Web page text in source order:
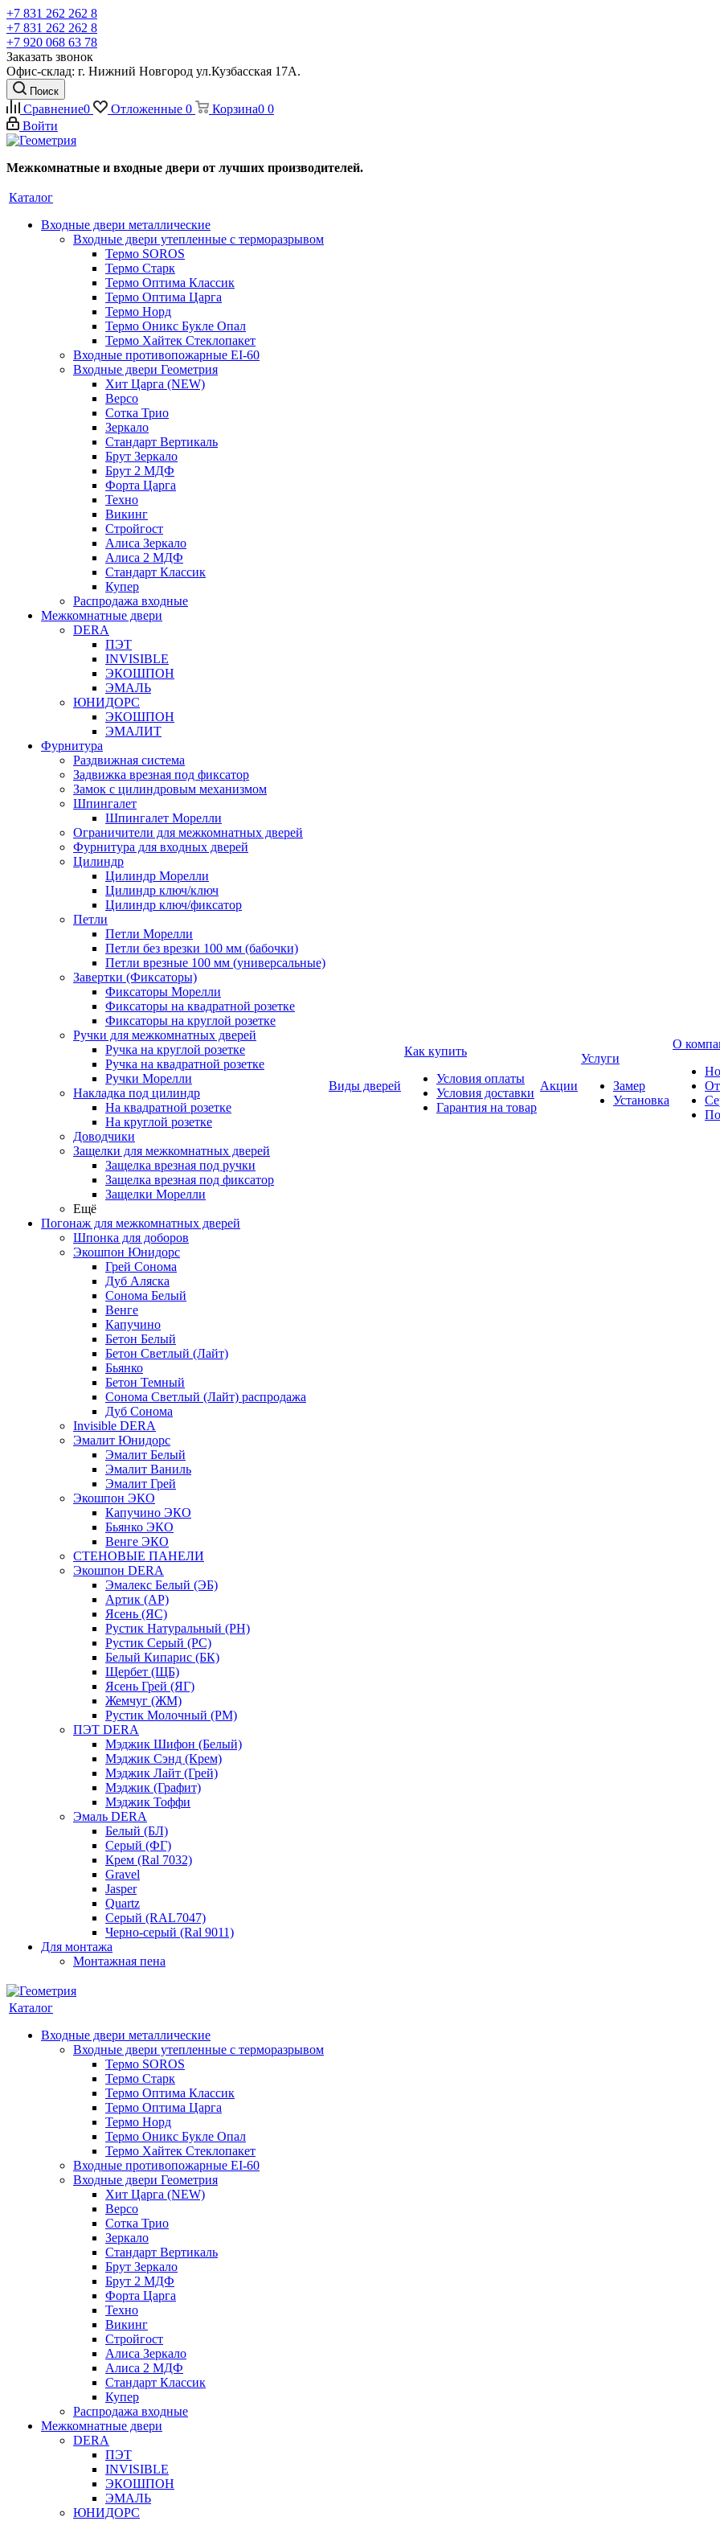
+7 831 262 262 8
+7 831 262 262 8
+7 920 068 63 78
Заказать звонок
Офис-склад: г. Нижний Новгород ул.Кузбасская 17А.
Поиск
Сравнение0 Отложенные 0 Корзина0 0
Войти
Межкомнатные и входные двери от лучших производителей.
Каталог
Входные двери металлические
Входные двери утепленные с терморазрывом
Термо SOROS
Термо Старк
Термо Оптима Классик
Термо Оптима Царга
Термо Норд
Термо Оникс Букле Опал
Термо Хайтек Стеклопакет
Входные противопожарные EI-60
Входные двери Геометрия
Хит Царга (NEW)
Версо
Сотка Трио
Зеркало
Стандарт Вертикаль
Брут Зеркало
Брут 2 МДФ
Форта Царга
Техно
Викинг
Стройгост
Алиса Зеркало
Алиса 2 МДФ
Стандарт Классик
Купер
Распродажа входные
Межкомнатные двери
DERA
ПЭТ
INVISIBLE
ЭКОШПОН
ЭМАЛЬ
ЮНИДОРС
ЭКОШПОН
ЭМАЛИТ
Фурнитура
Раздвижная система
Задвижка врезная под фиксатор
Замок с цилиндровым механизмом
Шпингалет
Шпингалет Морелли
Ограничители для межкомнатных дверей
Фурнитура для входных дверей
Цилиндр
Цилиндр Морелли
Цилиндр ключ/ключ
Цилиндр ключ/фиксатор
Петли
Петли Морелли
Петли без врезки 100 мм (бабочки)
Петли врезные 100 мм (универсальные)
Завертки (Фиксаторы)
Фиксаторы Морелли
Фиксаторы на квадратной розетке
Фиксаторы на круглой розетке
Ручки для межкомнатных дверей
Ручка на круглой розетке
Ручка на квадратной розетке
Ручки Морелли
Накладка под цилиндр
На квадратной розетке
На круглой розетке
Доводчики
Защелки для межкомнатных дверей
Защелка врезная под ручки
Защелка врезная под фиксатор
Защелки Морелли
Ещё
Погонаж для межкомнатных дверей
Шпонка для доборов
Экошпон Юнидорс
Грей Сонома
Дуб Аляска
Сонома Белый
Венге
Капучино
Бетон Белый
Бетон Светлый (Лайт)
Бьянко
Бетон Темный
Сонома Светлый (Лайт) распродажа
Дуб Сонома
Invisible DERA
Эмалит Юнидорс
Эмалит Белый
Эмалит Ваниль
Эмалит Грей
Экошпон ЭКО
Капучино ЭКО
Бьянко ЭКО
Венге ЭКО
СТЕНОВЫЕ ПАНЕЛИ
Экошпон DERA
Эмалекс Белый (ЭБ)
Артик (АР)
Ясень (ЯС)
Рустик Натуральный (РН)
Рустик Серый (РС)
Белый Кипарис (БК)
Щербет (ЩБ)
Ясень Грей (ЯГ)
Жемчуг (ЖМ)
Рустик Молочный (РМ)
ПЭТ DERA
Мэджик Шифон (Белый)
Мэджик Сэнд (Крем)
Мэджик Лайт (Грей)
Мэджик (Графит)
Мэджик Тоффи
Эмаль DERA
Белый (БЛ)
Серый (ФГ)
Крем (Ral 7032)
Gravel
Jasper
Quartz
Серый (RAL7047)
Черно-серый (Ral 9011)
Для монтажа
Монтажная пена
Виды дверей
Как купить
Условия оплаты
Условия доставки
Гарантия на товар
Акции
Услуги
Замер
Установка
О
Каталог
Входные двери металлические
Входные двери утепленные с терморазрывом
Термо SOROS
Термо Старк
Термо Оптима Классик
Термо Оптима Царга
Термо Норд
Термо Оникс Букле Опал
Термо Хайтек Стеклопакет
Входные противопожарные EI-60
Входные двери Геометрия
Хит Царга (NEW)
Версо
Сотка Трио
Зеркало
Стандарт Вертикаль
Брут Зеркало
Брут 2 МДФ
Форта Царга
Техно
Викинг
Стройгост
Алиса Зеркало
Алиса 2 МДФ
Стандарт Классик
Купер
Распродажа входные
Межкомнатные двери
DERA
ПЭТ
INVISIBLE
ЭКОШПОН
ЭМАЛЬ
ЮНИДОРС